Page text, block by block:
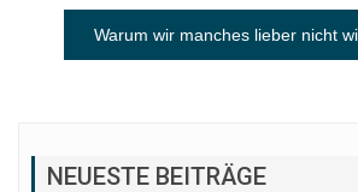
Warum wir manches lieber nicht
NEUESTE BEITRÄGE